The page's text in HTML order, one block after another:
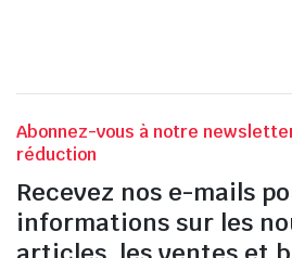
Abonnez-vous à notre
réduction
Recevez nos e-mails
informations sur les